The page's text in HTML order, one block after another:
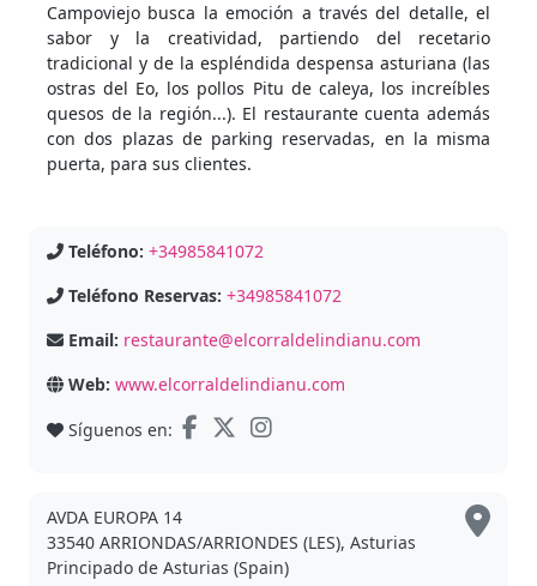
Campoviejo busca la emoción a través del detalle, el
sabor y la creatividad, partiendo del recetario
tradicional y de la espléndida despensa asturiana (las
ostras del Eo, los pollos Pitu de caleya, los increíbles
quesos de la región...). El restaurante cuenta además
con dos plazas de parking reservadas, en la misma
puerta, para sus clientes.
Teléfono: +34985841072
Teléfono Reservas: +34985841072
Email: restaurante@elcorraldelindianu.com
Web: www.elcorraldelindianu.com
Síguenos en:
AVDA EUROPA 14
33540 ARRIONDAS/ARRIONDES (LES), Asturias
Principado de Asturias (Spain)